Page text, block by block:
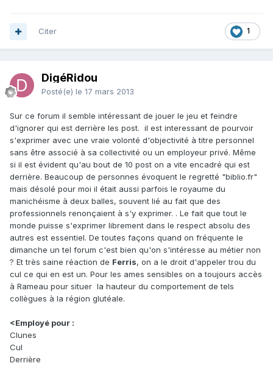
1
Citer
DigéRidou
Posté(e) le 17 mars 2013
Sur ce forum il semble intéressant de jouer le jeu et feindre
d'ignorer qui est derrière les post. il est interessant de pourvoir
s'exprimer avec une vraie volonté d'objectivité à titre personnel
sans être associé à sa collectivité ou un employeur privé. Même
si il est évident qu'au bout de 10 post on a vite encadré qui est
derrière. Beaucoup de personnes évoquent le regretté "biblio.fr"
mais désolé pour moi il était aussi parfois le royaume du
manichéisme à deux balles, souvent lié au fait que des
professionnels renonçaient à s'y exprimer. . Le fait que tout le
monde puisse s'exprimer librement dans le respect absolu des
autres est essentiel. De toutes façons quand on fréquente le
dimanche un tel forum c'est bien qu'on s'intéresse au métier non
? Et très saine réaction de Ferris, on a le droit d'appeler trou du
cul ce qui en est un. Pour les ames sensibles on a toujours accès
à Rameau pour situer la hauteur du comportement de tels
collègues à la région glutéale.
<Employé pour :
Clunes
Cul
Derrière